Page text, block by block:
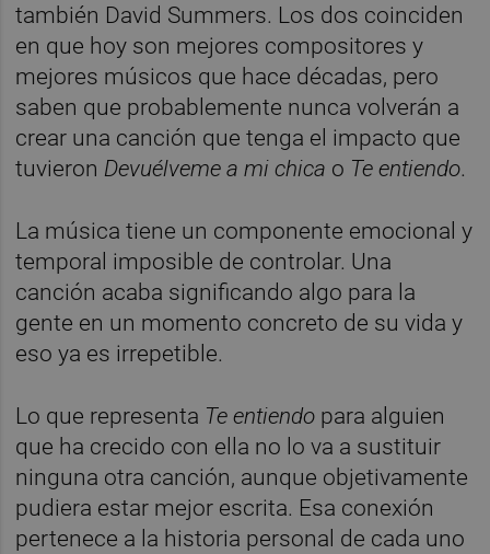
también David Summers. Los dos coinciden
en que hoy son mejores compositores y
mejores músicos que hace décadas, pero
saben que probablemente nunca volverán a
crear una canción que tenga el impacto que
tuvieron Devuélveme a mi chica o Te entiendo.
La música tiene un componente emocional y
temporal imposible de controlar. Una
canción acaba significando algo para la
gente en un momento concreto de su vida y
eso ya es irrepetible.
Lo que representa Te entiendo para alguien
que ha crecido con ella no lo va a sustituir
ninguna otra canción, aunque objetivamente
pudiera estar mejor escrita. Esa conexión
pertenece a la historia personal de cada uno